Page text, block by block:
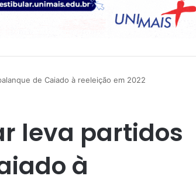
de Caiado à reeleição em 2022
leva partidos
à